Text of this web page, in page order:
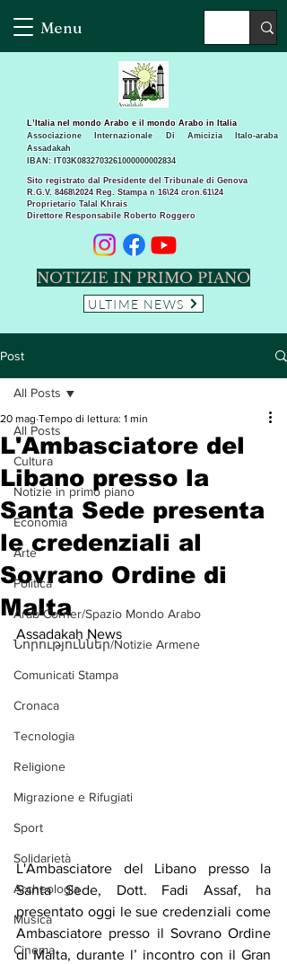
Menu
Sito registrato dal Presidente del Tribunale di Genova
R.G.V. 8468\2024 Reg. Stampa n 16\24 cron.61\24 ​
Proprietario Talal Khrais
Direttore Responsabile Roberto Roggero
L’Italia nel mondo Arabo e il mondo Arabo in Italia
Associazione Internazionale Di Amicizia Italo-araba
Assadakah
IBAN: IT03K0832703261000000002834
NOTIZIE IN PRIMO PIANO
ULTIME NEWS
Post
All Posts
Cultura
Notizie in primo piano
Economia
Arte
Politica
Arab Corner/Spazio Mondo Arabo
Նորություններ/Notizie Armene
Comunicati Stampa
Cronaca
Tecnologia
Religione
Migrazione e Rifugiati
Sport
Solidarietà
Archeologia
Musica
Cinema
All Posts
L'Ambasciatore del
Libano presso la
Santa Sede presenta
le credenziali al
Sovrano Ordine di
Malta
20 mag Tempo di lettura: 1 min
Assadakah News
L'Ambasciatore del Libano presso la
Santa Sede, Dott. Fadi Assaf, ha
presentato oggi le sue credenziali come
Ambasciatore presso il Sovrano Ordine
di Malta, durante l’ incontro con il Gran